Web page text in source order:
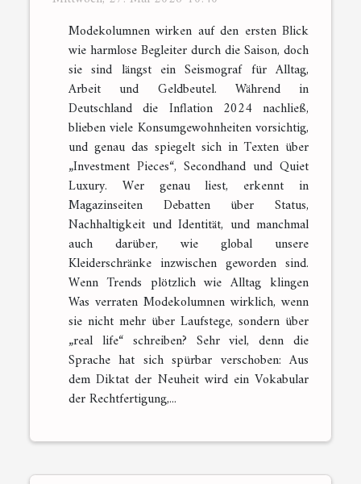
Modekolumnen wirken auf den ersten Blick
wie harmlose Begleiter durch die Saison, doch
sie sind längst ein Seismograf für Alltag,
Arbeit und Geldbeutel. Während in
Deutschland die Inflation 2024 nachließ,
blieben viele Konsumgewohnheiten vorsichtig,
und genau das spiegelt sich in Texten über
„Investment Pieces“, Secondhand und Quiet
Luxury. Wer genau liest, erkennt in
Magazinseiten Debatten über Status,
Nachhaltigkeit und Identität, und manchmal
auch darüber, wie global unsere
Kleiderschränke inzwischen geworden sind.
Wenn Trends plötzlich wie Alltag klingen
Was verraten Modekolumnen wirklich, wenn
sie nicht mehr über Laufstege, sondern über
„real life“ schreiben? Sehr viel, denn die
Sprache hat sich spürbar verschoben: Aus
dem Diktat der Neuheit wird ein Vokabular
der Rechtfertigung,...